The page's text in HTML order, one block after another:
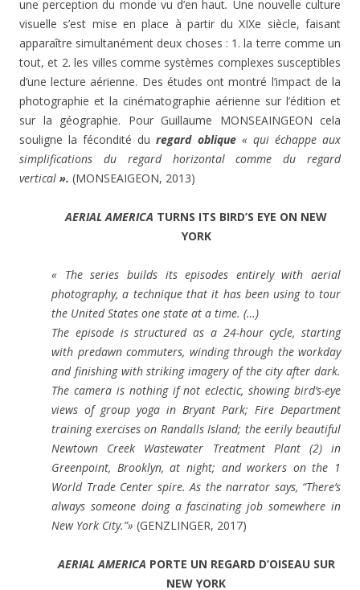
une perception du monde vu d’en haut. Une nouvelle culture
visuelle s’est mise en place à partir du XIXe siècle, faisant
apparaître simultanément deux choses : 1. la terre comme un
tout, et 2. les villes comme systèmes complexes susceptibles
d’une lecture aérienne. Des études ont montré l’impact de la
photographie et la cinématographie aérienne sur l’édition et
sur la géographie. Pour Guillaume MONSEAINGEON cela
souligne la fécondité duregard oblique « qui échappe aux
simplifications du regard horizontal comme du regard
vertical ». (MONSEAIGEON, 2013)
AERIAL AMERICA TURNS ITS BIRD’S EYE ON NEW
YORK
« The series builds its episodes entirely with aerial
photography, a technique that it has been using to tour
the United States one state at a time. (…)
The episode is structured as a 24-hour cycle, starting
with predawn commuters, winding through the workday
and finishing with striking imagery of the city after dark.
The camera is nothing if not eclectic, showing bird’s-eye
views of group yoga in Bryant Park; Fire Department
training exercises on Randalls Island; the eerily beautiful
Newtown Creek Wastewater Treatment Plant (2) in
Greenpoint, Brooklyn, at night; and workers on the 1
World Trade Center spire. As the narrator says, “There’s
always someone doing a fascinating job somewhere in
New York City.”» (GENZLINGER, 2017)
AERIAL AMERICA PORTE UN REGARD D’OISEAU SUR
NEW YORK